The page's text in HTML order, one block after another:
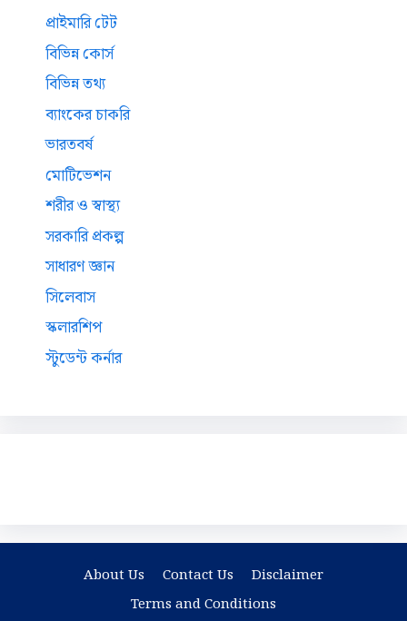
প্রাইমারি টেট
বিভিন্ন কোর্স
বিভিন্ন তথ্য
ব্যাংকের চাকরি
ভারতবর্ষ
মোটিভেশন
শরীর ও স্বাস্থ্য
সরকারি প্রকল্প
সাধারণ জ্ঞান
সিলেবাস
স্কলারশিপ
স্টুডেন্ট কর্নার
About Us Contact Us
Disclaimer
Terms and Conditions